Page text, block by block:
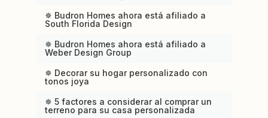
✵ Budron Homes ahora está afiliado a
South Florida Design
✵ Budron Homes ahora está afiliado a
Weber Design Group
✵ Decorar su hogar personalizado con
tonos joya
✵ 5 factores a considerar al comprar un
terreno para su casa personalizada